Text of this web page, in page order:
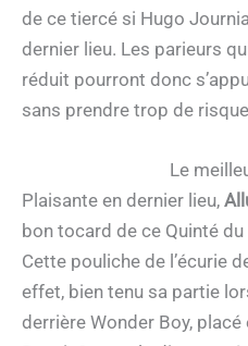
de ce tiercé si Hugo
dernier lieu. Les parieurs
réduit pourront donc
sans prendre trop de
Le
Plaisante en dernier lieu,
bon tocard de ce Quinté
Cette pouliche de l’écurie
effet, bien tenu sa partie
derrière Wonder Boy,